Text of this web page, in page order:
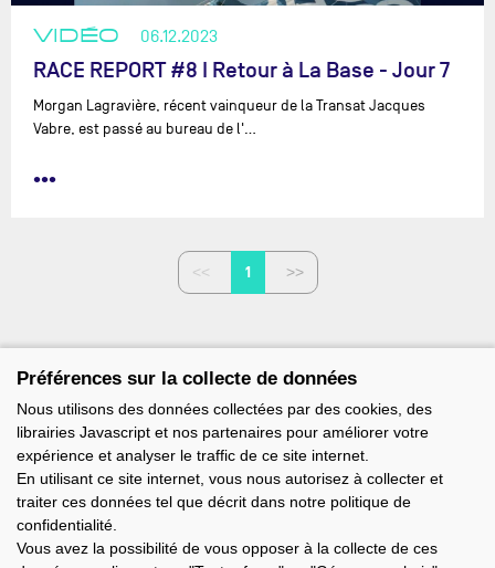
VIDÉO 06.12.2023
RACE REPORT #8 I Retour à La Base - Jour 7
Morgan Lagravière, récent vainqueur de la Transat Jacques
Vabre, est passé au bureau de l'…
•••
1
Préférences sur la collecte de données
Nous utilisons des données collectées par des cookies, des
librairies Javascript et nos partenaires pour améliorer votre
expérience et analyser le traffic de ce site internet.
En utilisant ce site internet, vous nous autorisez à collecter et
traiter ces données tel que décrit dans notre politique de
confidentialité.
Vous avez la possibilité de vous opposer à la collecte de ces